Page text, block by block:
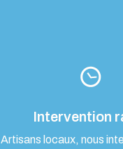
Intervention
Artisans locaux, nous